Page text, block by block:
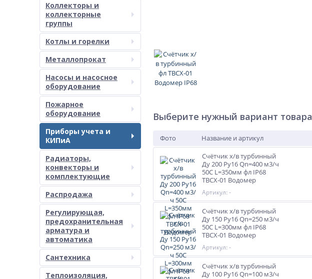
Коллекторы и
коллекторные
группы
Котлы и горелки
Металлопрокат
Насосы и насосное
оборудование
Пожарное
оборудование
Приборы учета и
КИПиА
Радиаторы,
конвекторы и
комплектующие
Распродажа
Регулирующая,
предохранительная
арматура и
автоматика
Сантехника
Теплоизоляция,
Выберите нужный вариант товара
Фото Название и артикул
Счётчик х/в турбинный
Ду 200 Ру16 Qn=400 м3/ч
50С L=350мм фл IP68
ТВСХ-01 Водомер
Артикул: -
Счётчик х/в турбинный
Ду 150 Ру16 Qn=250 м3/ч
50С L=300мм фл IP68
ТВСХ-01 Водомер
Артикул: -
Счётчик х/в турбинный
Ду 100 Ру16 Qn=100 м3/ч